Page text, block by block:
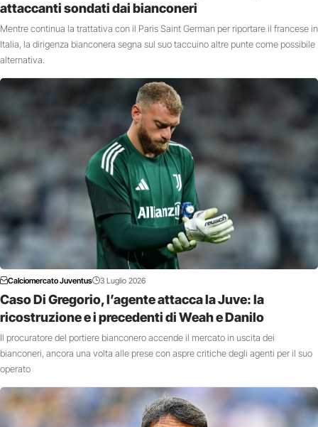
attaccanti sondati dai bianconeri
Mentre continua la trattativa con il Paris Saint German per riportare il francese in
Italia, la dirigenza bianconera segna sul suo taccuino altre punte come possibile
alternativa.
Calciomercato Juventus 3 Luglio 2026
Caso Di Gregorio, l’agente attacca la Juve: la
ricostruzione e i precedenti di Weah e Danilo
Il procuratore del portiere bianconero accende il mercato in uscita dei
bianconeri, ancora una volta alle prese con aspre critiche degli agenti per il suo
operato